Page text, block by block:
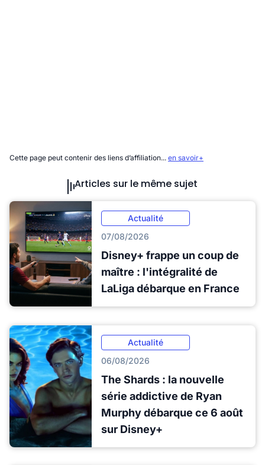
Cette page peut contenir des liens d’affiliation... en savoir+
Articles sur le même sujet
Actualité
07/08/2026
Disney+ frappe un coup de
maître : l'intégralité de
LaLiga débarque en France
Actualité
06/08/2026
The Shards : la nouvelle
série addictive de Ryan
Murphy débarque ce 6 août
sur Disney+